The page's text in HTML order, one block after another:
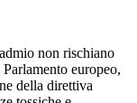
non rischiano
europeo,
della direttiva